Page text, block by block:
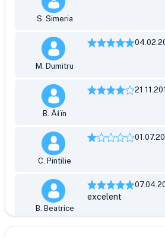
S. Simeria
M. Dumitru
B. Äłïn
C. Pintilie
B. Beatrice
excelent